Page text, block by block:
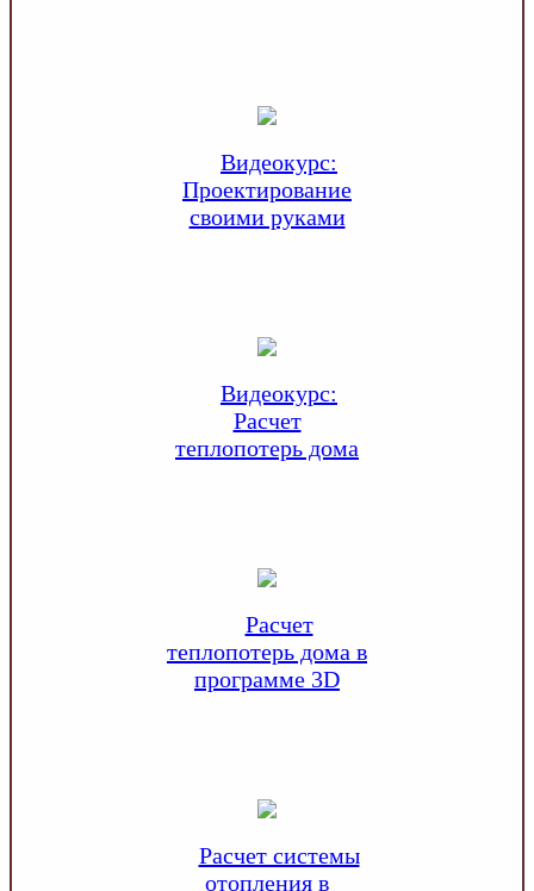
Видеокурс:
Проектирование
своими руками
Видеокурс:
Расчет
теплопотерь дома
Расчет
теплопотерь дома в
программе 3D
Расчет системы
отопления в